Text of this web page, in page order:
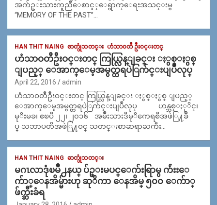
အက်ဥ္းသားကူညီေစာင့္ေရွာက္ေရးအသင္းမွ
“MEMORY OF THE PAST”…
HAN THIT NAING ဓာတ္ပုံသတင္း ဟံသာ၀တီ ဦး၀င္းတင္
ဟံသာဝတီဦးဝင္းတင္ ကြယ္လြန္ျခင္း ႏွစ္ႏွစ္
ျပည့္ ေအာက္ေမ့အမွတ္တရပဲြက်င္းပျပဳလုပ္
April 22, 2016 admin
ဟံသာဝတီဦးဝင္းတင္ ကြယ္လြန္ျခင္း ႏွစ္ႏွစ္ ျပည့္
ေအာက္ေမ့အမွတ္တရပဲြက်င္းပျပဳလုပ္ ဟန္သစ္ႏုိင္၊
မုိးမခ၊ ဧၿပီ ၂၂၊ ၂၀၁၆ အမ်ိဳးသားဒီမုိကေရစီအဖဲြ႔ခ်ဳ
ပ္ သဘာပတိအဖဲြ႔ဝင္ သတင္းစာဆရာႀကီး…
HAN THIT NAING ဓာတ္ပုံသတင္း
မဂၤလာဒုံၿမိဳ႕နယ္ ပ်ဥ္းမပင္ေက်းရြာမွ က်ဴးးေ
က်ာ္ေနအိမ္မ်ားဟု ဆုိကာ ေနအိမ္ ၅၀၀ ေက်ာ္
ဖ်က္ဆီးခံရ